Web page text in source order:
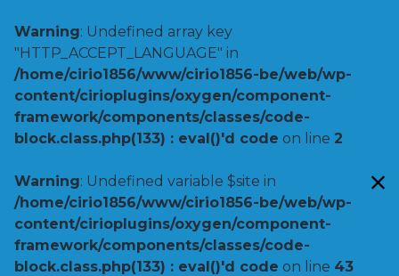
Warning: Undefined array key
"HTTP_ACCEPT_LANGUAGE" in
/home/cirio1856/www/cirio1856-be/web/wp-
content/cirioplugins/oxygen/component-
framework/components/classes/code-
block.class.php(133) : eval()'d code on line 2
Warning: Undefined variable $site in
/home/cirio1856/www/cirio1856-be/web/wp-
content/cirioplugins/oxygen/component-
framework/components/classes/code-
block.class.php(133) : eval()'d code on line 43